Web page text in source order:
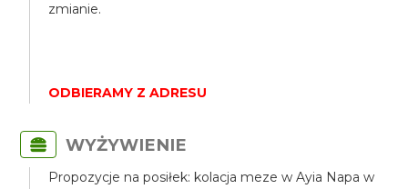
zmianie.
ODBIERAMY Z ADRESU
WYŻYWIENIE
Propozycje na posiłek: kolacja meze w Ayia Napa w